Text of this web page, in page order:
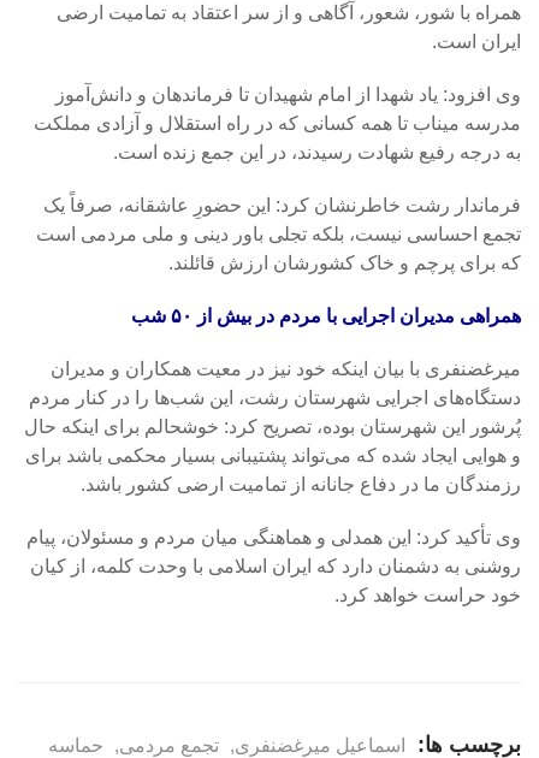
همراه با شور، شعور، آگاهی و از سر اعتقاد به تمامیت ارضی
ایران است.
وی افزود: یاد شهدا از امام شهیدان تا فرماندهان و دانش‌آموز
مدرسه میناب تا همه کسانی که در راه استقلال و آزادی مملکت
به درجه رفیع شهادت رسیدند، در این جمع زنده است.
فرماندار رشت خاطرنشان کرد: این حضورِ عاشقانه، صرفاً یک
تجمع احساسی نیست، بلکه تجلی باور دینی و ملی مردمی است
که برای پرچم و خاک کشورشان ارزش قائلند.
همراهی مدیران اجرایی با مردم در بیش از ۵۰ شب
میرغضنفری با بیان اینکه خود نیز در معیت همکاران و مدیران
دستگاه‌های اجرایی شهرستان رشت، این شب‌ها را در کنار مردم
پُرشور این شهرستان بوده، تصریح کرد: خوشحالم برای اینکه حال
و هوایی ایجاد شده که می‌تواند پشتیبانی بسیار محکمی باشد برای
رزمندگان ما در دفاع جانانه از تمامیت ارضی کشور باشد.
وی تأکید کرد: این همدلی و هماهنگی میان مردم و مسئولان، پیام
روشنی به دشمنان دارد که ایران اسلامی با وحدت کلمه، از کیان
خود حراست خواهد کرد.
برچسب ها: اسماعیل میرغضنفری, تجمع مردمی,
حماسه